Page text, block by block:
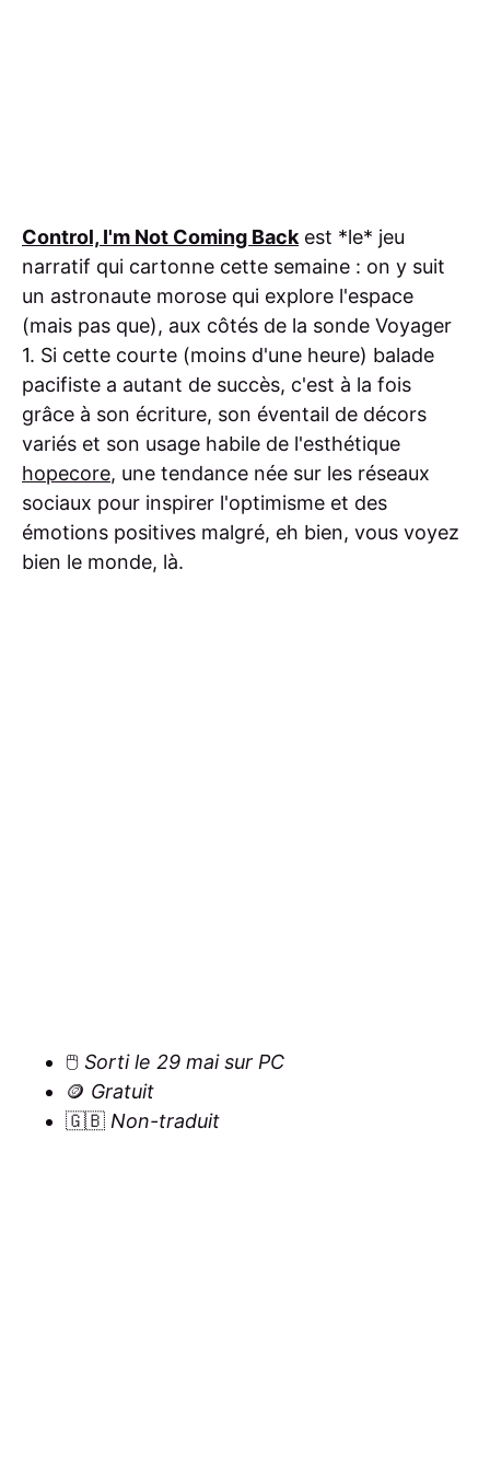
Control, I'm Not Coming Back est *le* jeu
narratif qui cartonne cette semaine : on y suit
un astronaute morose qui explore l'espace
(mais pas que), aux côtés de la sonde Voyager
1. Si cette courte (moins d'une heure) balade
pacifiste a autant de succès, c'est à la fois
grâce à son écriture, son éventail de décors
variés et son usage habile de l'esthétique
hopecore, une tendance née sur les réseaux
sociaux pour inspirer l'optimisme et des
émotions positives malgré, eh bien, vous voyez
bien le monde, là.
🖱️ Sorti le 29 mai sur PC
🪙 Gratuit
🇬🇧 Non-traduit